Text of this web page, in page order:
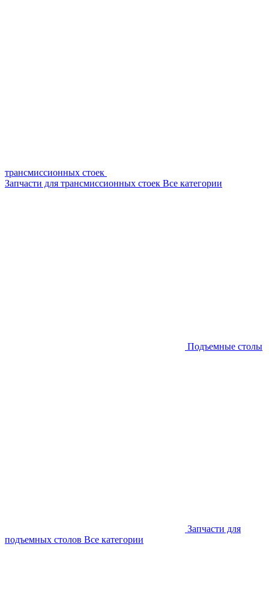
трансмиссионных стоек
Запчасти для трансмиссионных стоек Все категории
Подъемные столы
Запчасти для
подъемных столов Все категории